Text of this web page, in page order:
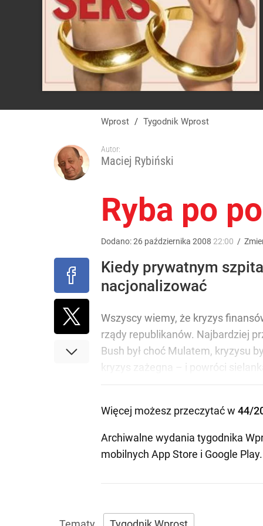
Wprost / Tygodnik Wprost
Autor:
Maciej Rybiński
Ryba po
Dodano:26 października 2008 22:00 /
Kiedy prywatnym
nacjonalizować
Wszyscy wiemy, że kryzys
rządy republikanów. Najbardziej
Bush był choć Mulatem, kryzysu
kryzys zażegna – i powróci
Więcej możesz przeczytać w 44/
Archiwalne wydania tygodnika
mobilnych App Store i Google Play.